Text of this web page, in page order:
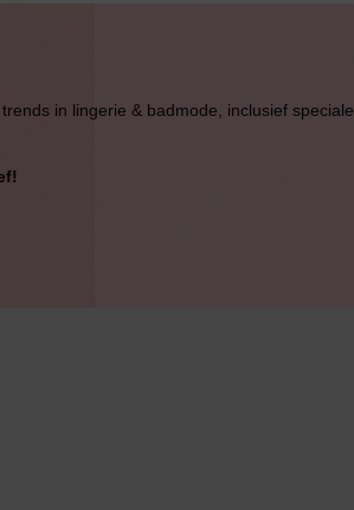
in lingerie & badmode, inclusief speciale